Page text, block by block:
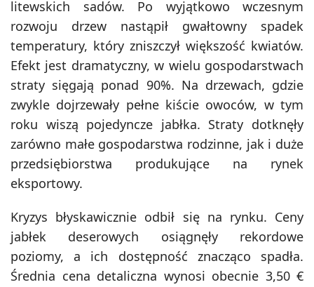
litewskich sadów. Po wyjątkowo wczesnym
rozwoju drzew nastąpił gwałtowny spadek
temperatury, który zniszczył większość kwiatów.
Efekt jest dramatyczny, w wielu gospodarstwach
straty sięgają ponad 90%. Na drzewach, gdzie
zwykle dojrzewały pełne kiście owoców, w tym
roku wiszą pojedyncze jabłka. Straty dotknęły
zarówno małe gospodarstwa rodzinne, jak i duże
przedsiębiorstwa produkujące na rynek
eksportowy.
Kryzys błyskawicznie odbił się na rynku. Ceny
jabłek deserowych osiągnęły rekordowe
poziomy, a ich dostępność znacząco spadła.
Średnia cena detaliczna wynosi obecnie 3,50 €